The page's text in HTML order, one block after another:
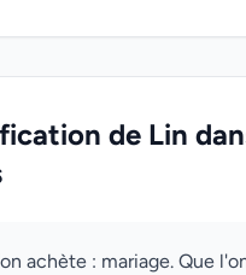
de Lin
achète : mariage. Que